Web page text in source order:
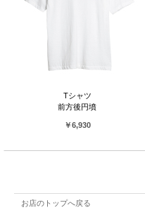
Tシャツ
前方後円墳
￥6,930
お店のトップへ戻る